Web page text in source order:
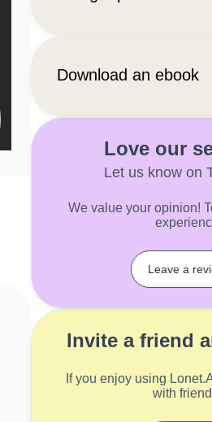
Download an ebook
Love our
Let us know on
We value your opinion!
Leave a
Invite a friend
If you enjoy using
with